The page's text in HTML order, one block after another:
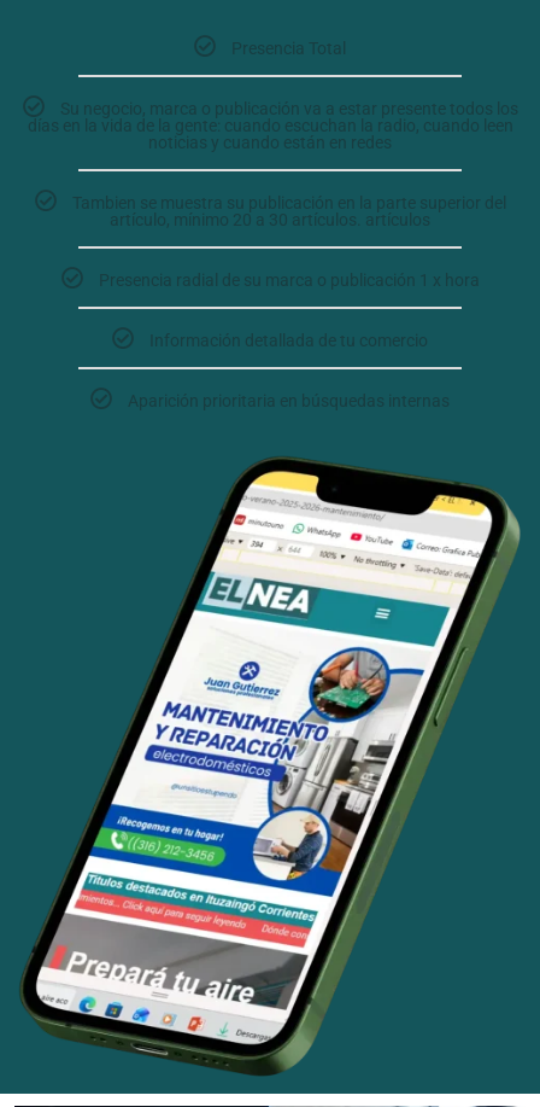
Presencia Total
Su negocio, marca o publicación va a estar presente todos los
días en la vida de la gente: cuando escuchan la radio, cuando leen
noticias y cuando están en redes
Tambien se muestra su publicación en la parte superior del
artículo, mínimo 20 a 30 artículos. artículos
Presencia radial de su marca o publicación 1 x hora
Información detallada de tu comercio
Aparición prioritaria en búsquedas internas